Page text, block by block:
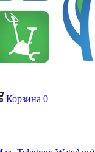
Корзина 0